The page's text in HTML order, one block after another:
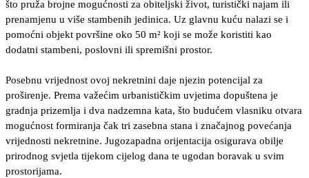
što pruža brojne mogućnosti za obiteljski život, turistički najam ili
prenamjenu u više stambenih jedinica. Uz glavnu kuću nalazi se i
pomoćni objekt površine oko 50 m² koji se može koristiti kao
dodatni stambeni, poslovni ili spremišni prostor.
Posebnu vrijednost ovoj nekretnini daje njezin potencijal za
proširenje. Prema važećim urbanističkim uvjetima dopuštena je
gradnja prizemlja i dva nadzemna kata, što budućem vlasniku otvara
mogućnost formiranja čak tri zasebna stana i značajnog povećanja
vrijednosti nekretnine. Jugozapadna orijentacija osigurava obilje
prirodnog svjetla tijekom cijelog dana te ugodan boravak u svim
prostorijama.